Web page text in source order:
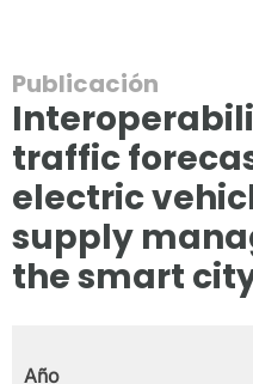
Publicación
traffic
electric
supply
the smart
Año